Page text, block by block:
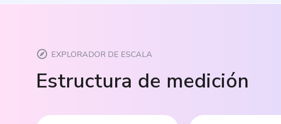
EXPLORADOR DE ESCALA
Estructura de medición